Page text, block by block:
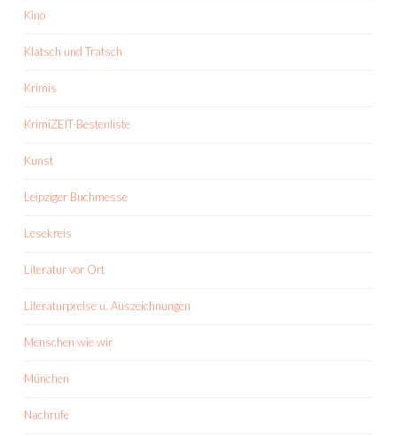
Kino
Klatsch und Tratsch
Krimis
KrimiZEIT-Bestenliste
Kunst
Leipziger Buchmesse
Lesekreis
Literatur vor Ort
Literaturpreise u. Auszeichnungen
Menschen wie wir
München
Nachrufe